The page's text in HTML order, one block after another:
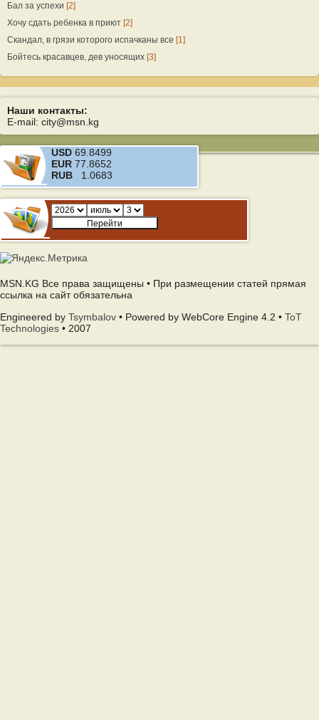
Бал за успехи [2]
Хочу сдать ребенка в приют [2]
Скандал, в грязи которого испачканы все [1]
Бойтесь красавцев, дев уносящих [3]
Наши контакты:
E-mail: city@msn.kg
USD 69.8499
EUR 77.8652
RUB 1.0683
MSN.KG Все права защищены • При размещении статей прямая
ссылка на сайт обязательна
Engineered by Tsymbalov • Powered by WebCore Engine 4.2 • ToT
Technologies • 2007